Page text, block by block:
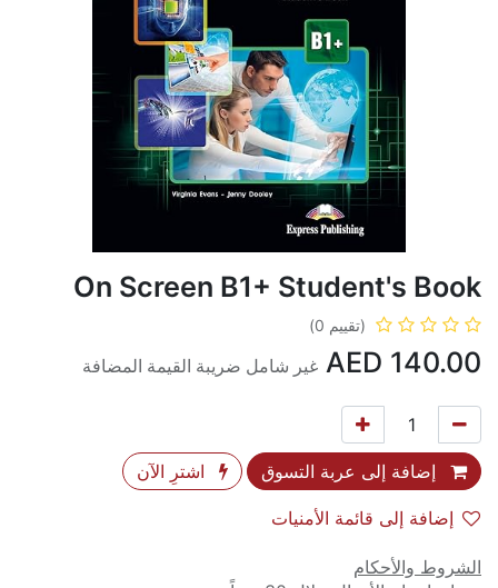
On Screen B1+ Student's Book
(تقييم 0)
140.00 غير شامل ضريبة القيمة المضافة
إضافة إلى عربة التسوق اشترِ الآن
إضافة إلى قائمة الأمنيات
الشروط والأحكام